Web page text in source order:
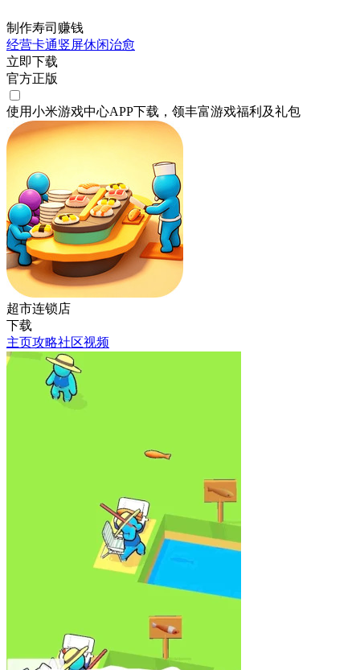
制作寿司赚钱
经营卡通竖屏休闲治愈
立即下载
官方正版
使用小米游戏中心APP下载 ，领丰富游戏福利 及礼包
超市连锁店
下载
主页攻略社区视频